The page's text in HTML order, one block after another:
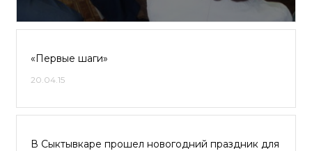
«Первые шаги»
20.04.15
В Сыктывкаре прошел новогодний праздник для